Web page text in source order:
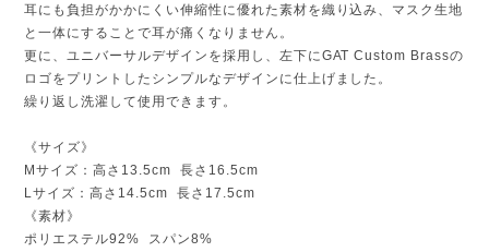
耳にも負担がかかにくい伸縮性に優れた素材を織り込み、マスク生地
と一体にすることで耳が痛くなりません。
更に、ユニバーサルデザインを採用し、左下にGAT Custom Brassの
ロゴをプリントしたシンプルなデザインに仕上げました。
繰り返し洗濯して使用できます。
《サイズ》
Mサイズ：高さ13.5cm 長さ16.5cm
Lサイズ：高さ14.5cm 長さ17.5cm
《素材》
ポリエステル92% スパン8%